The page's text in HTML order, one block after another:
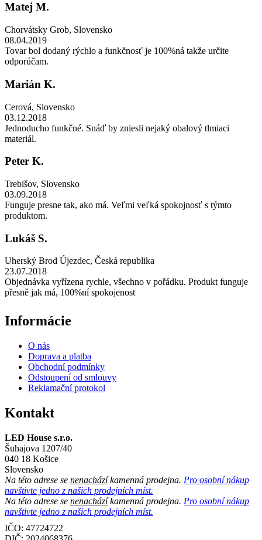
Matej M.
Chorvátsky Grob, Slovensko
08.04.2019
Tovar bol dodaný rýchlo a funkčnosť je 100%ná takže určite
odporúčam.
Marián K.
Cerová, Slovensko
03.12.2018
Jednoducho funkčné. Snáď by zniesli nejaký obalový tlmiaci
materiál.
Peter K.
Trebišov, Slovensko
03.09.2018
Funguje presne tak, ako má. Veľmi veľká spokojnosť s týmto
produktom.
Lukáš S.
Uherský Brod Újezdec, Česká republika
23.07.2018
Objednávka vyřízena rychle, všechno v pořádku. Produkt funguje
přesně jak má, 100%ní spokojenost
Informácie
O nás
Doprava a platba
Obchodní podmínky
Odstoupení od smlouvy
Reklamační protokol
Kontakt
LED House s.r.o.
Šuhajova 1207/40
040 18 Košice
Slovensko
Na této adrese se nenacházíkamenná prodejna. Pro osobní nákup
navštivte jedno z našich prodejních míst.
Na této adrese se nenacházíkamenná prodejna. Pro osobní nákup
navštivte jedno z našich prodejních míst.
IČO: 47724722